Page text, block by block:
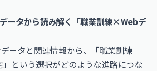
ータから読み解く「職業訓練×Webデ
ータと関連情報から、「職業訓練
という選択がどのような進路につな